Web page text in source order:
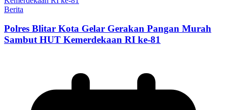
Berita
Polres Blitar Kota Gelar Gerakan Pangan Murah
Sambut HUT Kemerdekaan RI ke-81